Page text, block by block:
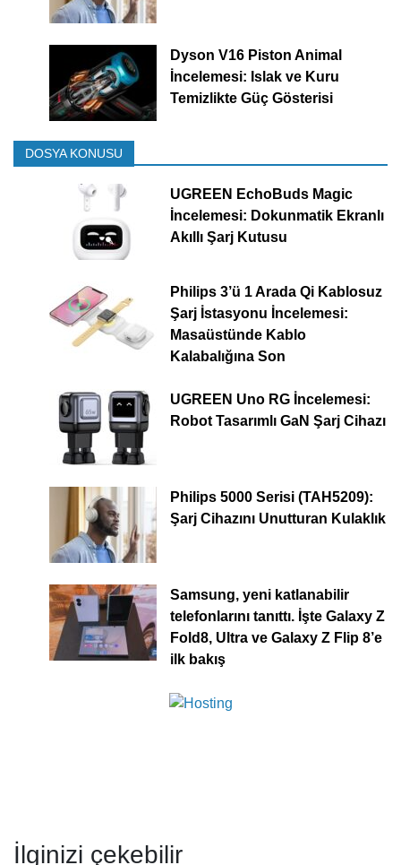
Dyson V16 Piston Animal
İncelemesi: Islak ve Kuru
Temizlikte Güç Gösterisi
DOSYA KONUSU
UGREEN EchoBuds Magic
İncelemesi: Dokunmatik Ekranlı
Akıllı Şarj Kutusu
Philips 3’ü 1 Arada Qi Kablosuz
Şarj İstasyonu İncelemesi:
Masaüstünde Kablo
Kalabalığına Son
UGREEN Uno RG İncelemesi:
Robot Tasarımlı GaN Şarj Cihazı
Philips 5000 Serisi (TAH5209):
Şarj Cihazını Unutturan Kulaklık
Samsung, yeni katlanabilir
telefonlarını tanıttı. İşte Galaxy Z
Fold8, Ultra ve Galaxy Z Flip 8’e
ilk bakış
İlginizi çekebilir